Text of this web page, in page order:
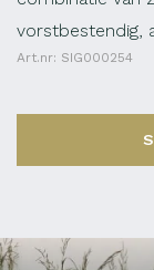
vorstbestendig,
Art.nr: SIG000254